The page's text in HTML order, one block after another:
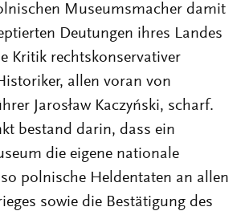
Museumsmacher damit
Deutungen ihres Landes
Kritik rechtskonservativer
allen voran von
Jarosław Kaczyński, scharf.
bestand darin, dass ein
die eigene nationale
polnische Heldentaten an allen
sowie die Bestätigung des